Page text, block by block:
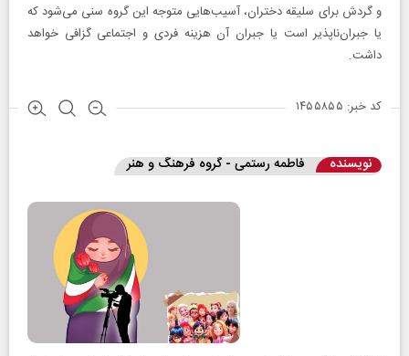
و گردش برای سلیقه دختران، آسیب‌هایی متوجه این گروه سنی می‌شود که
یا جبران‌ناپذیر است یا جبران آن هزینه فردی و اجتماعی گزافی خواهد
داشت.
کد خبر: ۱۴۵۵۸۵۵
نویسنده فاطمه رستمی - گروه فرهنگ و هنر